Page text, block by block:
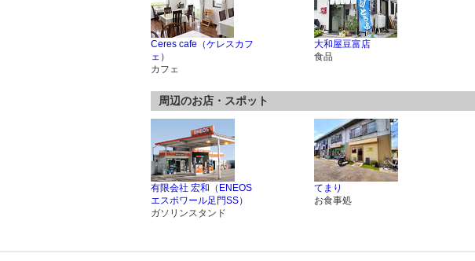
Ceres cafe（ケレスカフ
ェ）
カフェ
大和屋豆富店
食品
周辺のお店・スポット
有限会社 宏和（ENEOS
エスポワール足門SS）
ガソリンスタンド
てまり
お食事処